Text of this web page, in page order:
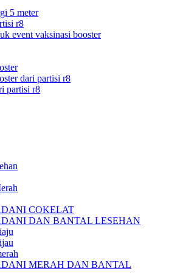
5 meter
r8
event vaksinasi booster
dari partisi r8
partisi r8
COKELAT
DAN BANTAL LESEHAN
MERAH DAN BANTAL